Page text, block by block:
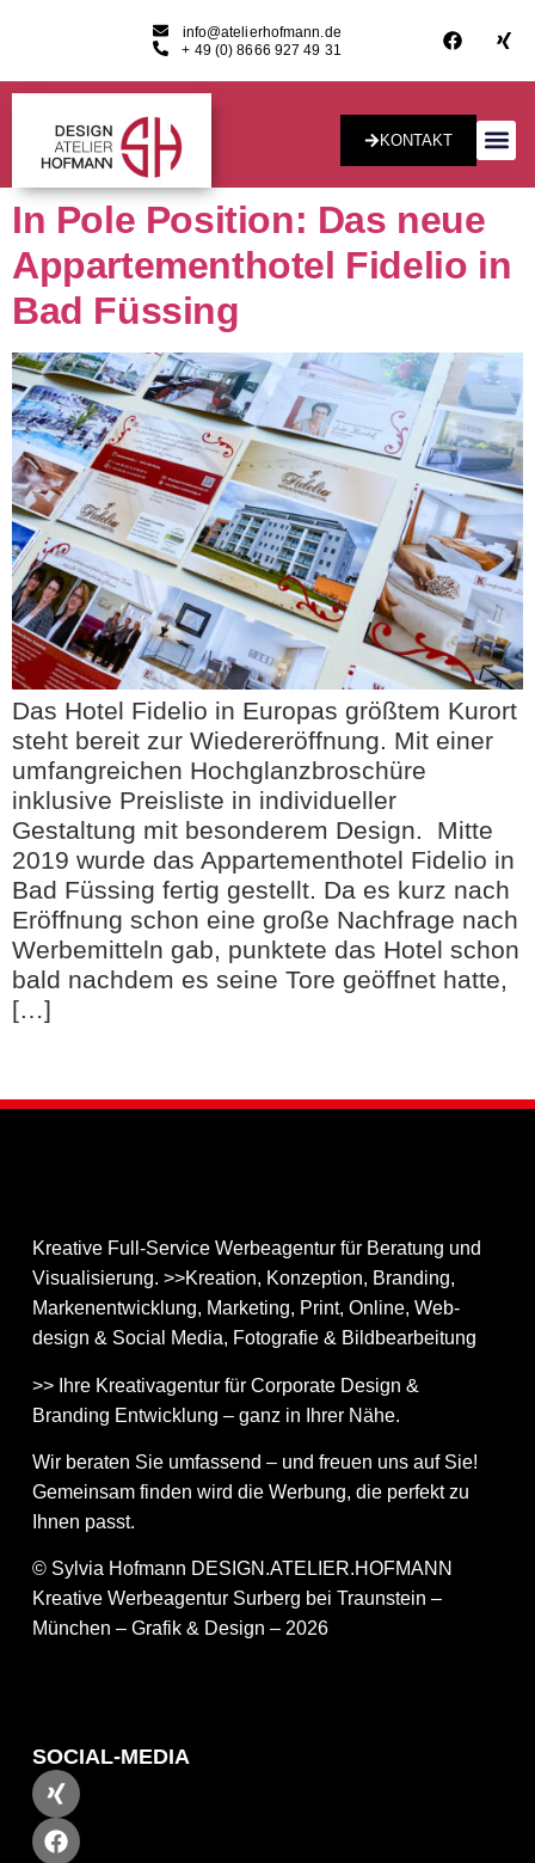
info@atelierhofmann.de
+ 49 (0) 8666 927 49 31
KONTAKT
In Pole Position: Das neue
Appartementhotel Fidelio in
Bad Füssing
Das Hotel Fidelio in Europas größtem Kurort
steht bereit zur Wiedereröffnung. Mit einer
umfangreichen Hochglanzbroschüre
inklusive Preisliste in individueller
Gestaltung mit besonderem Design. Mitte
2019 wurde das Appartementhotel Fidelio in
Bad Füssing fertig gestellt. Da es kurz nach
Eröffnung schon eine große Nachfrage nach
Werbemitteln gab, punktete das Hotel schon
bald nachdem es seine Tore geöffnet hatte,
[…]
Kreative Full-Service Werbeagentur für Beratung und
Visualisierung. >>Kreation, Konzeption, Branding,
Markenentwicklung, Marketing, Print, Online, Web­
design & Social Media, Fotografie & Bildbear­bei­tung
>> Ihre Kreativagentur für Corporate Design &
Branding Entwicklung – ganz in Ihrer Nähe.
Wir beraten Sie umfassend – und freuen uns auf Sie!
Gemeinsam finden wird die Werbung, die perfekt zu
Ihnen passt.
© Sylvia Hofmann DESIGN.ATELIER.HOFMANN
Kreative Werbeagentur Surberg bei Traunstein –
München – Grafik & Design – 2026
SOCIAL-MEDIA